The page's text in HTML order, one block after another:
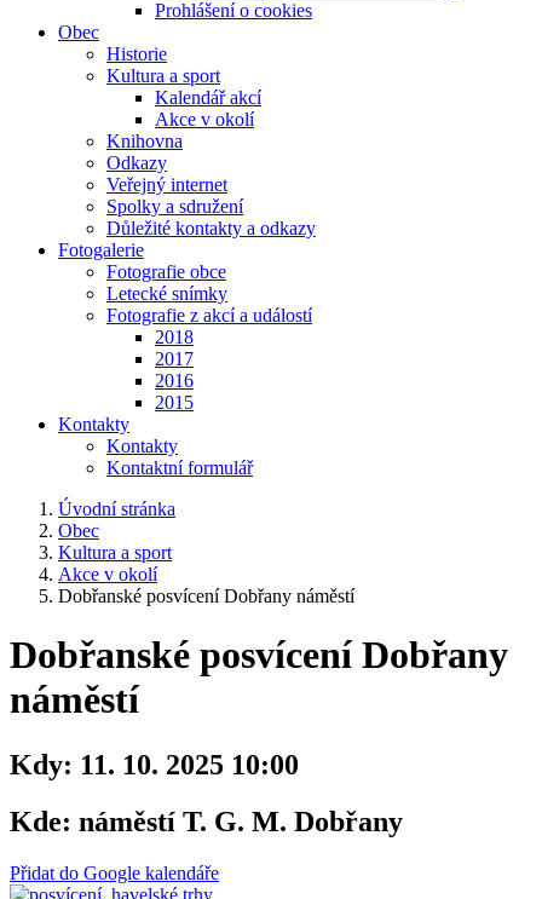
Prohlášení o cookies
Obec
Historie
Kultura a sport
Kalendář akcí
Akce v okolí
Knihovna
Odkazy
Veřejný internet
Spolky a sdružení
Důležité kontakty a odkazy
Fotogalerie
Fotografie obce
Letecké snímky
Fotografie z akcí a událostí
2018
2017
2016
2015
Kontakty
Kontakty
Kontaktní formulář
Úvodní stránka
Obec
Kultura a sport
Akce v okolí
Dobřanské posvícení Dobřany náměstí
Dobřanské posvícení Dobřany
náměstí
Kdy: 11. 10. 2025 10:00
Kde: náměstí T. G. M. Dobřany
Přidat do Google kalendáře